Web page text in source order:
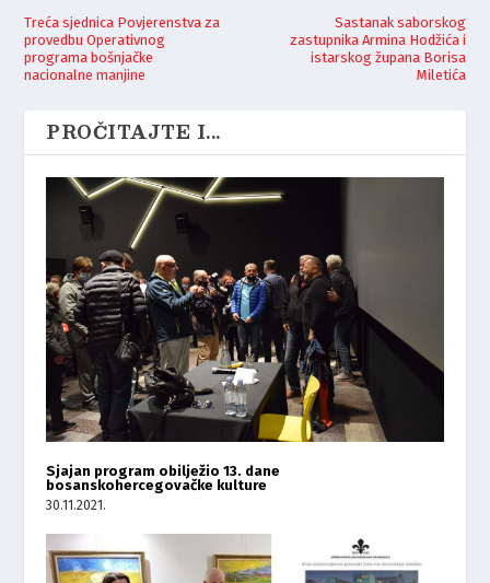
Treća sjednica Povjerenstva za
provedbu Operativnog
programa bošnjačke
nacionalne manjine
Sastanak saborskog
zastupnika Armina Hodžića i
istarskog župana Borisa
Miletića
PROČITAJTE I...
Sjajan program obilježio 13. dane
bosanskohercegovačke kulture
30.11.2021.